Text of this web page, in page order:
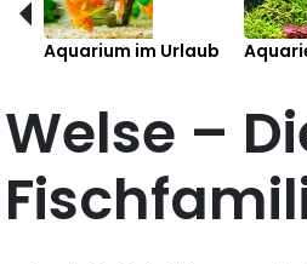
Aquarium im Urlaub
Welse –